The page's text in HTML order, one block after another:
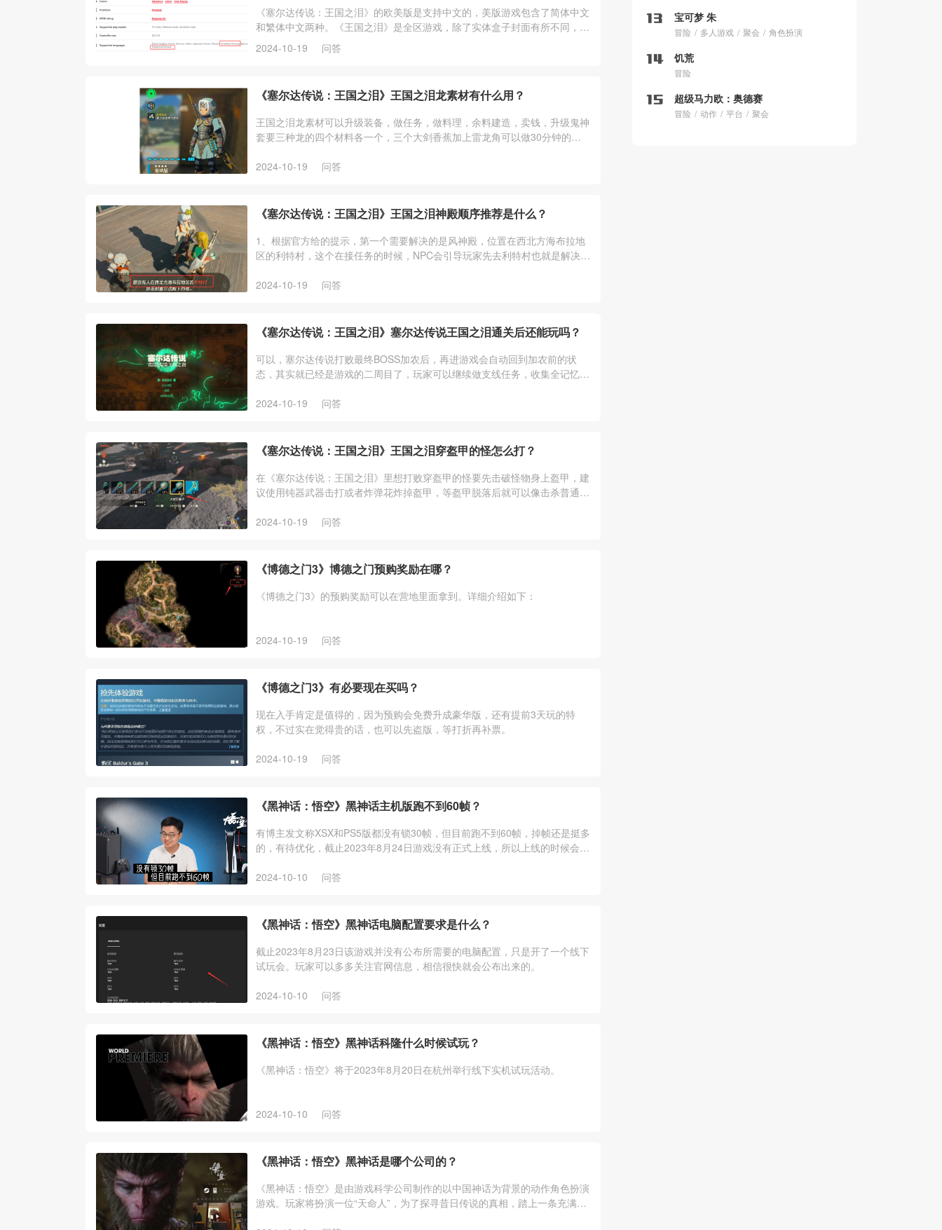
《塞尔达传说：王国之泪》的欧美版是支持中文的，美版游戏包含了简体中文
和繁体中文两种。《王国之泪》是全区游戏，除了实体盒子封面有所不同，游
戏内容都是一样的，任意版本都支持中文。
2024-10-19 问答
《塞尔达传说：王国之泪》王国之泪龙素材有什么用？
王国之泪龙素材可以升级装备，做任务，做料理，余料建造，卖钱，升级鬼神
套要三种龙的四个材料各一个，三个大剑香蕉加上雷龙角可以做30分钟的三
2024-10-19
问答
《塞尔达传说：王国之泪》王国之泪神殿顺序推荐是什么？
1、根据官方给的提示，第一个需要解决的是风神殿，位置在西北方海布拉地
区的利特村，这个在接任务的时候，NPC会引导玩家先去利特村也就是解决风
2024-10-19
问答
《塞尔达传说：王国之泪》塞尔达传说王国之泪通关后还能玩吗？
可以，塞尔达传说打败最终BOSS加农后，再进游戏会自动回到加农前的状
态，其实就已经是游戏的二周目了，玩家可以继续做支线任务，收集全记忆、
2024-10-19
问答
《塞尔达传说：王国之泪》王国之泪穿盔甲的怪怎么打？
在《塞尔达传说：王国之泪》里想打败穿盔甲的怪要先击破怪物身上盔甲，建
议使用钝器武器击打或者炸弹花炸掉盔甲，等盔甲脱落后就可以像击杀普通怪
2024-10-19
问答
《博德之门3》博德之门预购奖励在哪？
《博德之门3》的预购奖励可以在营地里面拿到。详细介绍如下：
2024-10-19 问答
《博德之门3》有必要现在买吗？
现在入手肯定是值得的，因为预购会免费升成豪华版，还有提前3天玩的特
权，不过实在觉得贵的话，也可以先盗版，等打折再补票。
2024-10-19 问答
《黑神话：悟空》黑神话主机版跑不到60帧？
有博主发文称XSX和PS5版都没有锁30帧，但目前跑不到60帧，掉帧还是挺多
的，有待优化，截止2023年8月24日游戏没有正式上线，所以上线的时候会有
2024-10-10
问答
《黑神话：悟空》黑神话电脑配置要求是什么？
截止2023年8月23日该游戏并没有公布所需要的电脑配置，只是开了一个线下
试玩会。玩家可以多多关注官网信息，相信很快就会公布出来的。
2024-10-10 问答
《黑神话：悟空》黑神话科隆什么时候试玩？
《黑神话：悟空》将于2023年8月20日在杭州举行线下实机试玩活动。
2024-10-10 问答
《黑神话：悟空》黑神话是哪个公司的？
《黑神话：悟空》是由游戏科学公司制作的以中国神话为背景的动作角色扮演
游戏。玩家将扮演一位“天命人”，为了探寻昔日传说的真相，踏上一条充满危
宝可梦 朱
冒险 多人游戏 聚会 角色扮演
饥荒
冒险
超级马力欧：奥德赛
冒险 动作 平台 聚会